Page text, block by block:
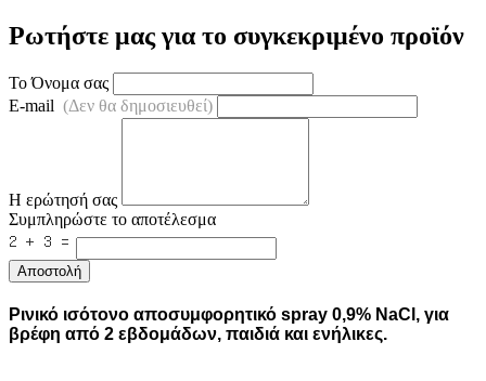
Ρωτήστε μας για το συγκεκριμένο προϊόν
Το Όνομα σας
E-mail (Δεν θα δημοσιευθεί)
Η ερώτησή σας
Συμπληρώστε το αποτέλεσμα
Αποστολή
Ρινικό ισότονο αποσυμφορητικό spray 0,9% NaCl, για
βρέφη από 2 εβδομάδων, παιδιά και ενήλικες.